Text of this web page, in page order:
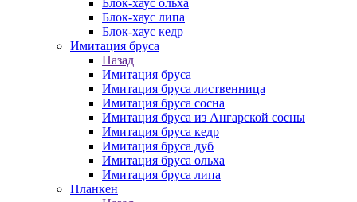
Блок-хаус ольха
Блок-хаус липа
Блок-хаус кедр
Имитация бруса
Назад
Имитация бруса
Имитация бруса лиственница
Имитация бруса сосна
Имитация бруса из Ангарской сосны
Имитация бруса кедр
Имитация бруса дуб
Имитация бруса ольха
Имитация бруса липа
Планкен